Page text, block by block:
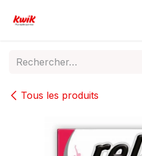
Tous les produits